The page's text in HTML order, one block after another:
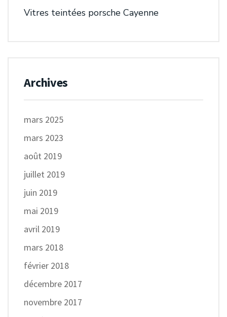
Vitres teintées porsche Cayenne
Archives
mars 2025
mars 2023
août 2019
juillet 2019
juin 2019
mai 2019
avril 2019
mars 2018
février 2018
décembre 2017
novembre 2017